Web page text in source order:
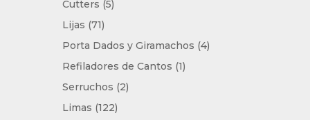
Cutters 55
Lijas 7171
productos
Porta Dados y Giramachos 44
Refiladores de Cantos 11
Serruchos 22
Limas 122122